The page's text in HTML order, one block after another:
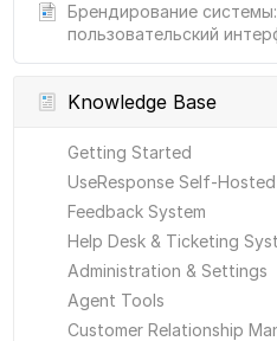
Брендирование системы:
пользовательский
Knowledge Base
Getting Started
UseResponse Self-Hosted
Feedback System
Help Desk & Ticketing
Administration & Settings
Agent Tools